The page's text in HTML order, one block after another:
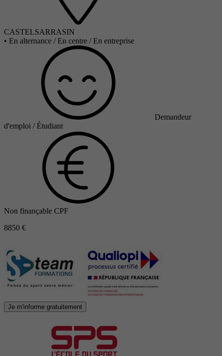
CASTELSARRASIN
• En alternance / En centre / En entreprise
Demandeur
d'emploi / Étudiant
Non finançable CPF
8850 €
Je m'informe gratuitement